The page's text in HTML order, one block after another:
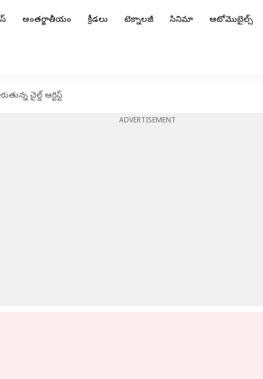
అంతర్జాతీయం క్రీడలు టెక్నాలజీ సినిమా ఆటోమొబైల్స్
చైల్డ్ ఆర్టిస్ట్
ADVERTISEMENT